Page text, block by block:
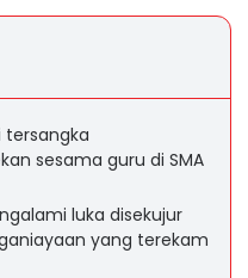
tersangka
sesama guru di SMA
luka disekujur
yang terekam